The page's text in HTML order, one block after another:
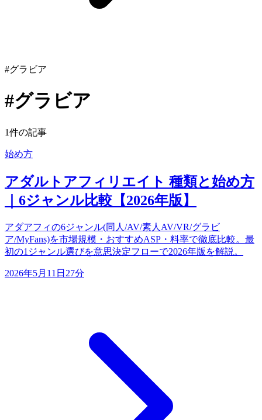
#グラビア
#グラビア
1件の記事
始め方
アダルトアフィリエイト 種類と始め方
｜6ジャンル比較【2026年版】
アダアフィの6ジャンル(同人/AV/素人AV/VR/グラビ
ア/MyFans)を市場規模・おすすめASP・料率で徹底比較。最
初の1ジャンル選びを意思決定フローで2026年版を解説。
2026年5月11日 27分